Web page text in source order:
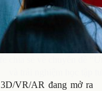
VR/AR đang mở ra